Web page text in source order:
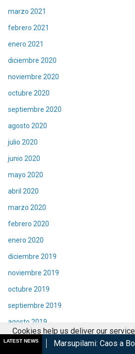
marzo 2021
febrero 2021
enero 2021
diciembre 2020
noviembre 2020
octubre 2020
septiembre 2020
agosto 2020
julio 2020
junio 2020
mayo 2020
abril 2020
marzo 2020
febrero 2020
enero 2020
diciembre 2019
noviembre 2019
octubre 2019
septiembre 2019
agosto 2019
julio 2019
LATEST NEWS
Marsupilami: Caos a Bordo se
Cookies help us deliver our
services, you agree to our use of